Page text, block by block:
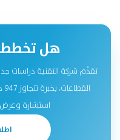
هل تخطط
تقدّم شركة التقنية دراسات
استشارة